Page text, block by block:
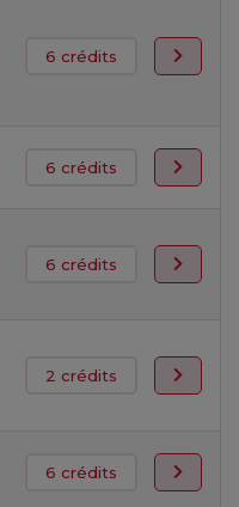
6 crédits
6 crédits
6 crédits
2 crédits
6 crédits